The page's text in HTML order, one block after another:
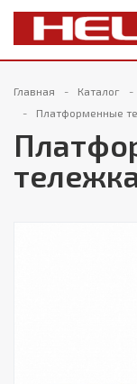
Главная Каталог
Платформенные